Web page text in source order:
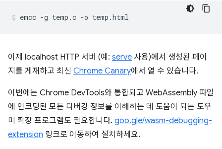
이제 localhost HTTP 서버 (예: serve 사용)에서 생성된 페이
지를 게재하고 최신 Chrome Canary에서 열 수 있습니다.
이번에는 Chrome DevTools와 통합되고 WebAssembly 파일
에 인코딩된 모든 디버깅 정보를 이해하는 데 도움이 되는 도우
미 확장 프로그램도 필요합니다. goo.gle/wasm-debugging-
extension 링크로 이동하여 설치하세요.